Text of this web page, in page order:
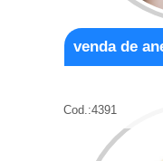
venda de
Cod.:4391